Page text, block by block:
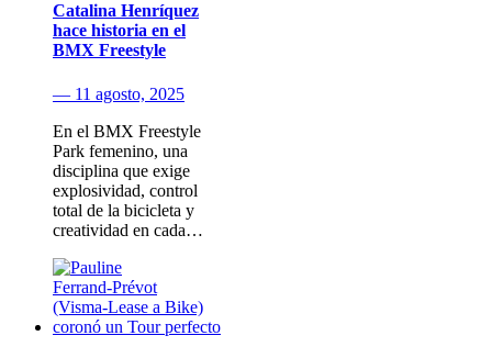
Catalina Henríquez
hace historia en el
BMX Freestyle
— 11 agosto, 2025
En el BMX Freestyle
Park femenino, una
disciplina que exige
explosividad, control
total de la bicicleta y
creatividad en cada…